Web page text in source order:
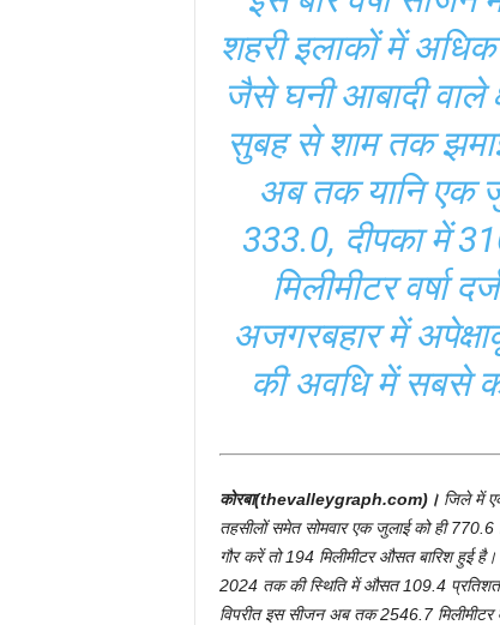
शहरी इलाकों में
जैसे घनी आबादी वाले
सुबह से शाम तक
अब तक यानि एक
333.0, दीपका में
मिलीमीटर वर्षा
अजगरबहार में
की अवधि में सबसे
कोरबा(thevalleygraph.com)।जिले में
तहसीलों समेत सोमवार एक जुलाई को ही
गौर करें तो 194 मिलीमीटर औसत बारिश हुई
2024 तक की स्थिति में औसत 109.4 प्रतिशत
विपरीत इस सीजन अब तक 2546.7 मिलीमीटर